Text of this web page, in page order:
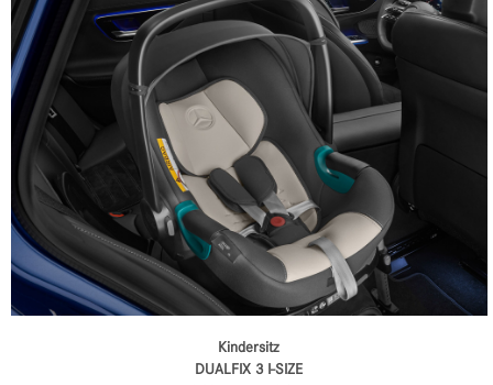
Kindersitz
DUALFIX 3 I-SIZE